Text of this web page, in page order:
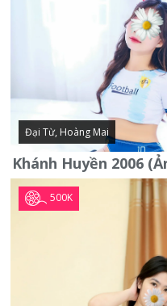
Đại Từ, Hoàng Mai
500K